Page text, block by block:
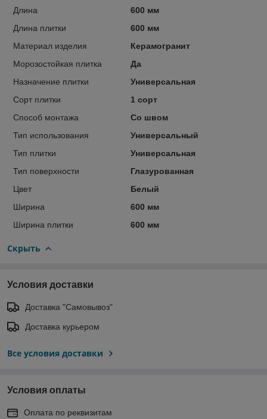
Длина
600 мм
Длина плитки
600 мм
Материал изделия
Керамогранит
Морозостойкая плитка
Да
Назначение плитки
Универсальная
Сорт плитки
1 сорт
Способ монтажа
Со швом
Тип использования
Универсальный
Тип плитки
Универсальная
Тип поверхности
Глазурованная
Цвет
Белый
Ширина
600 мм
Ширина плитки
600 мм
Скрыть
Условия доставки
Доставка "Самовывоз"
Доставка курьером
Все условия доставки
Условия оплаты
Оплата по реквизитам